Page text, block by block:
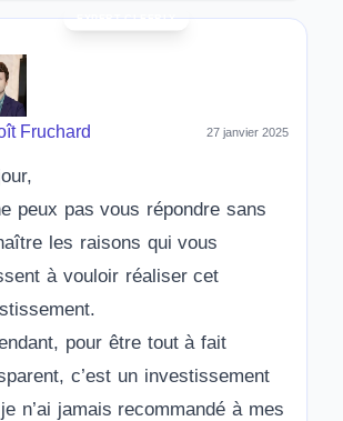
Fruchard 27 janvier 2025
peux pas vous répondre sans
les raisons qui vous
à vouloir réaliser cet
pour être tout à fait
c’est un investissement
n’ai jamais recommandé à mes